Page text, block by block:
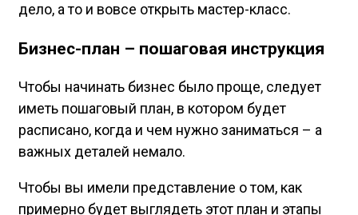
дело, а то и вовсе открыть мастер-класс.
Бизнес-план – пошаговая инструкция
Чтобы начинать бизнес было проще, следует
иметь пошаговый план, в котором будет
расписано, когда и чем нужно заниматься – а
важных деталей немало.
Чтобы вы имели представление о том, как
примерно будет выглядеть этот план и этапы